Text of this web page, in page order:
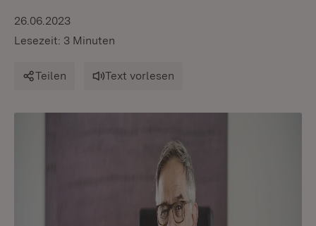
26.06.2023
Lesezeit: 3 Minuten
Teilen Text vorlesen